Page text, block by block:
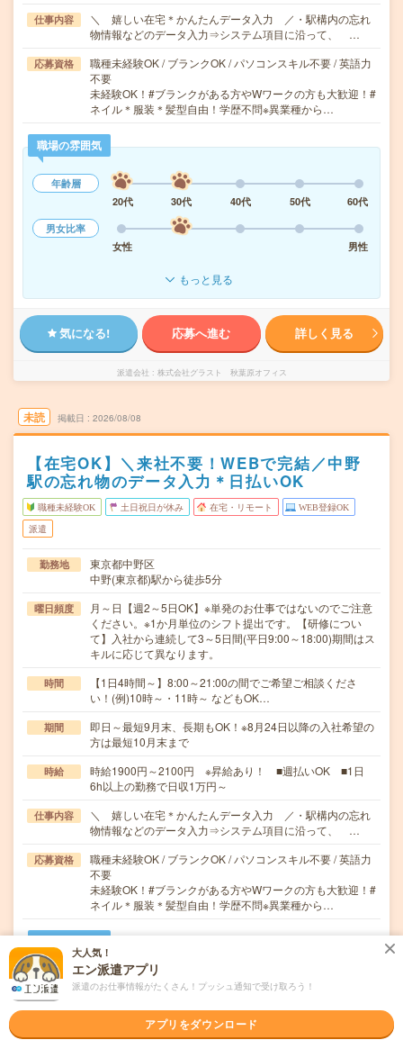
仕事内容
＼ 嬉しい在宅＊かんたんデータ入力 ／・駅構内の忘れ
物情報などのデータ入力⇒システム項目に沿って、 …
応募資格
職種未経験OK / ブランクOK / パソコンスキル不要 / 英語力
不要
未経験OK！#ブランクがある方やWワークの方も大歓迎！#
ネイル＊服装＊髪型自由！学歴不問※異業種から…
職場の雰囲気
年齢層
20代
30代 40代 50代
60代
男女比率
女性
男性
もっと見る
気になる! 応募へ進む 詳しく見る
派遣会社 株式会社グラスト 秋葉原オフィス
未読 掲載日 2026/08/08
【在宅OK】＼来社不要！WEBで完結／中野
駅の忘れ物のデータ入力＊日払いOK
職種未経験OK 土日祝日が休み 在宅・リモート WEB登録OK
派遣
勤務地
東京都中野区
中野(東京都)駅から徒歩5分
曜日頻度
月～日【週2～5日OK】※単発のお仕事ではないのでご注意
ください。※1か月単位のシフト提出です。【研修につい
て】入社から連続して3～5日間(平日9:00～18:00)期間はス
キルに応じて異なります。
時間
【1日4時間～】8:00～21:00の間でご希望ご相談くださ
い！(例)10時～・11時～ などもOK…
期間
即日～最短9月末、長期もOK！※8月24日以降の入社希望の
方は最短10月末まで
時給
時給1900円～2100円 ※昇給あり！ ■週払いOK ■1日
6h以上の勤務で日収1万円～
仕事内容
＼ 嬉しい在宅＊かんたんデータ入力 ／・駅構内の忘れ
物情報などのデータ入力⇒システム項目に沿って、 …
応募資格
職種未経験OK / ブランクOK / パソコンスキル不要 / 英語力
不要
未経験OK！#ブランクがある方やWワークの方も大歓迎！#
ネイル＊服装＊髪型自由！学歴不問※異業種から…
職場の雰囲気
年齢層
女性
男性
大人気！
エン派遣アプリ
派遣のお仕事情報がたくさん！プッシュ通知で受け取ろう！
アプリをダウンロード